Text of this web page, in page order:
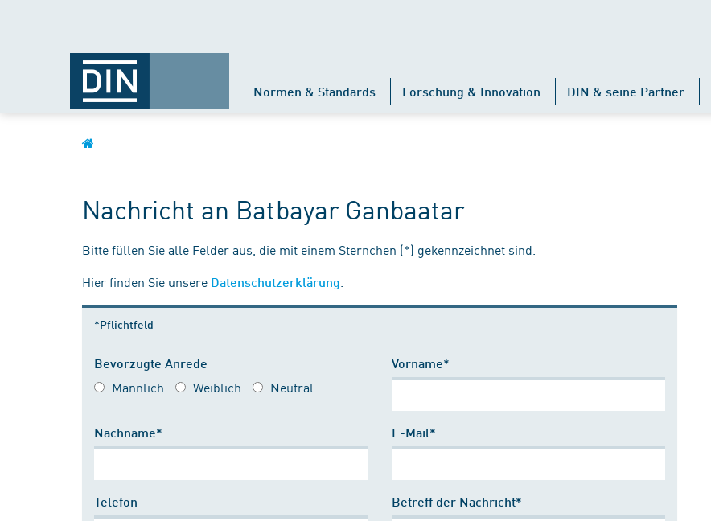
Normen & Standards Forschung & Innovation DIN & seine Partner
Nachricht an Batbayar Ganbaatar
Bitte füllen Sie alle Felder aus, die mit einem Sternchen (*) gekennzeichnet sind.
Hier finden Sie unsere Datenschutzerklärung
*Pflichtfeld
Bevorzugte Anrede
Männlich Weiblich Neutral
Vorname*
Nachname* E-Mail*
Telefon Betreff der Nachricht*